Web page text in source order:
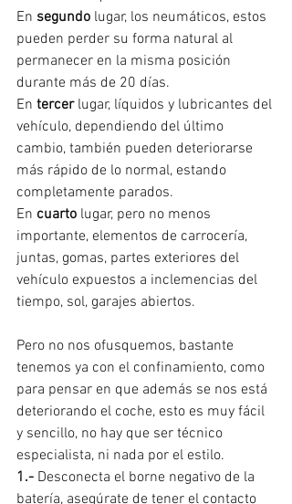
En segundo lugar, los neumáticos, estos
pueden perder su forma natural al
permanecer en la misma posición
durante más de 20 días.
En tercer lugar, líquidos y lubricantes del
vehículo, dependiendo del último
cambio, también pueden deteriorarse
más rápido de lo normal, estando
completamente parados.
En cuarto lugar, pero no menos
importante, elementos de carrocería,
juntas, gomas, partes exteriores del
vehículo expuestos a inclemencias del
tiempo, sol, garajes abiertos.
Pero no nos ofusquemos, bastante
tenemos ya con el confinamiento, como
para pensar en que además se nos está
deteriorando el coche, esto es muy fácil
y sencillo, no hay que ser técnico
especialista, ni nada por el estilo.
1.- Desconecta el borne negativo de la
batería, asegúrate de tener el contacto